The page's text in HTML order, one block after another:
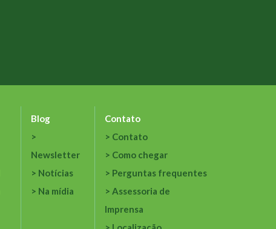
Blog
Newsletter
Notícias
Na mídia
Contato
Contato
Como chegar
Perguntas frequentes
Assessoria de
Imprensa